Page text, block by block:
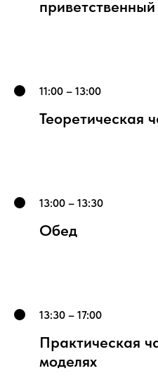
11:00 – 13:00
Теоретическая
13:00 – 13:30
Обед
13:30 – 17:00
Практическая
моделях